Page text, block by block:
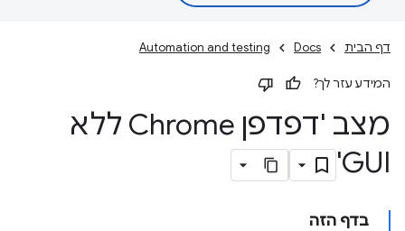
דף הבית Docs
Automation and testing
המידע עזר לך?
מצב 'דפדפן Chrome ללא
GUI'
בדף הזה